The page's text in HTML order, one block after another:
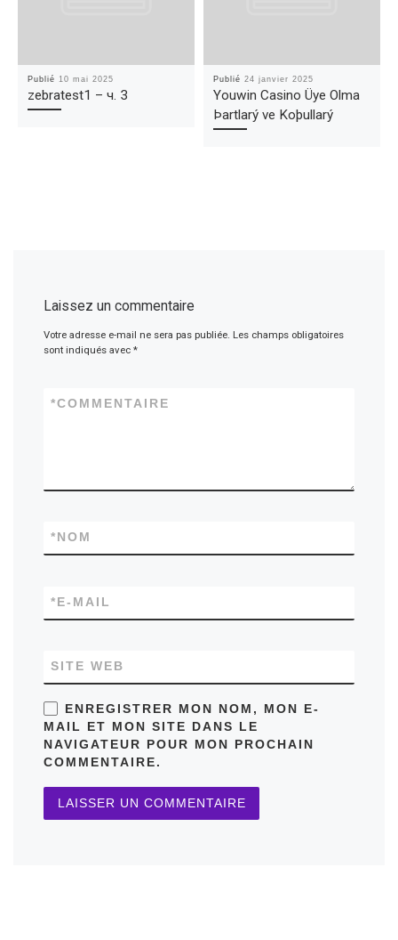
Publié 10 mai 2025
zebratest1 – ч. 3
Publié 24 janvier 2025
Youwin Casino Üye Olma
Þartlarý ve Koþullarý
Laissez un commentaire
Votre adresse e-mail ne sera pas publiée. Les champs obligatoires
sont indiqués avec*
COMMENTAIRE
*
NOM
*
E-MAIL
*
SITE WEB
ENREGISTRER MON NOM, MON E-
MAIL ET MON SITE DANS LE
NAVIGATEUR POUR MON PROCHAIN
COMMENTAIRE.